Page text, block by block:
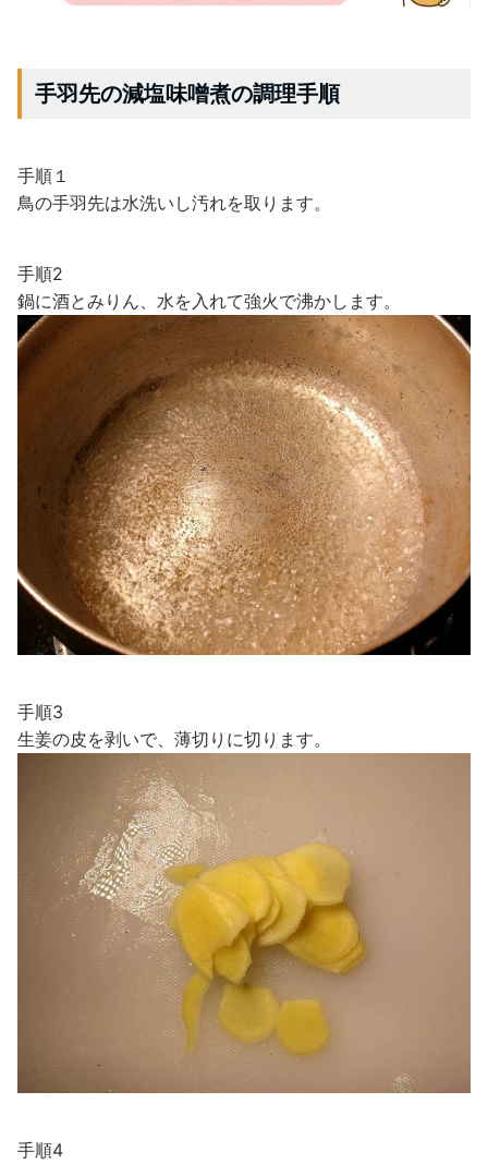
手羽先の減塩味噌煮の調理手順
手順１
鳥の手羽先は水洗いし汚れを取ります。
手順2
鍋に酒とみりん、水を入れて強火で沸かします。
手順3
生姜の皮を剥いで、薄切りに切ります。
手順4